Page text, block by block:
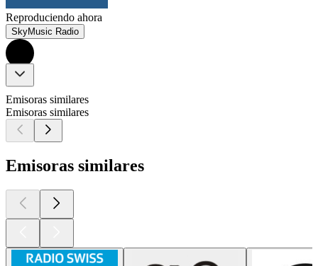
Reproduciendo ahora
SkyMusic Radio
Emisoras similares
Emisoras similares
Emisoras similares